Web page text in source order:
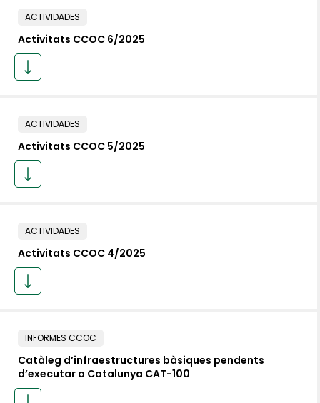
ACTIVIDADES
Activitats CCOC 6/2025
ACTIVIDADES
Activitats CCOC 5/2025
ACTIVIDADES
Activitats CCOC 4/2025
INFORMES CCOC
Catàleg d’infraestructures bàsiques pendents
d’executar a Catalunya CAT-100